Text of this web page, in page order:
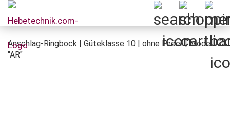
Anschlag-Ringbock | Güteklasse 10 | ohne Feder | Modell
"AR"